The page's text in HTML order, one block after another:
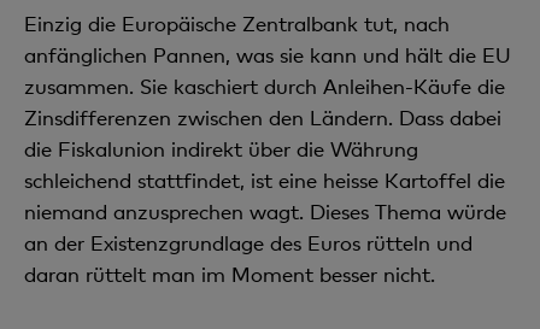
Einzig die Europäische Zentralbank tut, nach
anfänglichen Pannen, was sie kann und hält die EU
zusammen. Sie kaschiert durch Anleihen-Käufe die
Zinsdifferenzen zwischen den Ländern. Dass dabei
die Fiskalunion indirekt über die Währung
schleichend stattfindet, ist eine heisse Kartoffel die
niemand anzusprechen wagt. Dieses Thema würde
an der Existenzgrundlage des Euros rütteln und
daran rüttelt man im Moment besser nicht.